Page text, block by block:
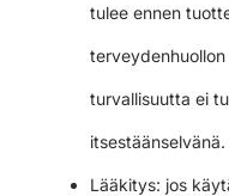
tulee ennen
turvallisuutta ei
itsestäänselvänä.
Lääkitys: jos